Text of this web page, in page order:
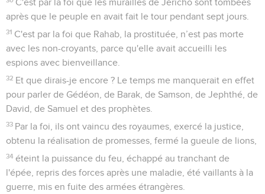
C'est par la foi que les murailles de Jéricho sont tombées
après que le peuple en avait fait le tour pendant sept jours.
31 C'est par la foi que Rahab, la prostituée, n’est pas morte
avec les non-croyants, parce qu'elle avait accueilli les
espions avec bienveillance.
32 Et que dirais-je encore ? Le temps me manquerait en effet
pour parler de Gédéon, de Barak, de Samson, de Jephthé, de
David, de Samuel et des prophètes.
33 Par la foi, ils ont vaincu des royaumes, exercé la justice,
obtenu la réalisation de promesses, fermé la gueule de lions,
34 éteint la puissance du feu, échappé au tranchant de
l'épée, repris des forces après une maladie, été vaillants à la
guerre, mis en fuite des armées étrangères.